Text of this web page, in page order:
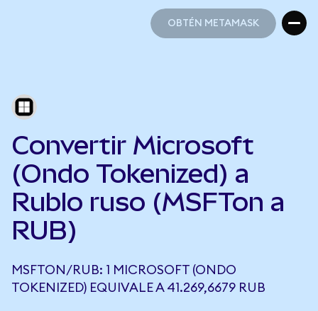
OBTÉN METAMASK
Convertir Microsoft
(Ondo Tokenized) a
Rublo ruso (MSFTon a
RUB)
MSFTON/RUB: 1 MICROSOFT (ONDO
TOKENIZED) EQUIVALE A 41.269,6679 RUB